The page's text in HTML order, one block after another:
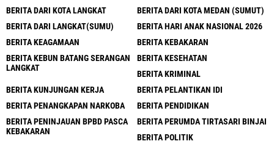
BERITA DARI KOTA LANGKAT
BERITA DARI KOTA MEDAN (SUMUT)
BERITA DARI LANGKAT(SUMU)
BERITA HARI ANAK NASIONAL 2026
BERITA KEAGAMAAN
BERITA KEBAKARAN
BERITA KEBUN BATANG SERANGAN
LANGKAT
BERITA KESEHATAN
BERITA KRIMINAL
BERITA KUNJUNGAN KERJA
BERITA PELANTIKAN IDI
BERITA PENANGKAPAN NARKOBA
BERITA PENDIDIKAN
BERITA PENINJAUAN BPBD PASCA
KEBAKARAN
BERITA PERUMDA TIRTASARI BINJAI
BERITA POLITIK